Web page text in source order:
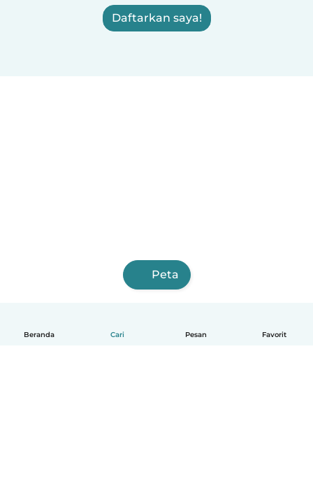
Beranda Cari Pesan Favorit
Daftarkan saya!
Peta